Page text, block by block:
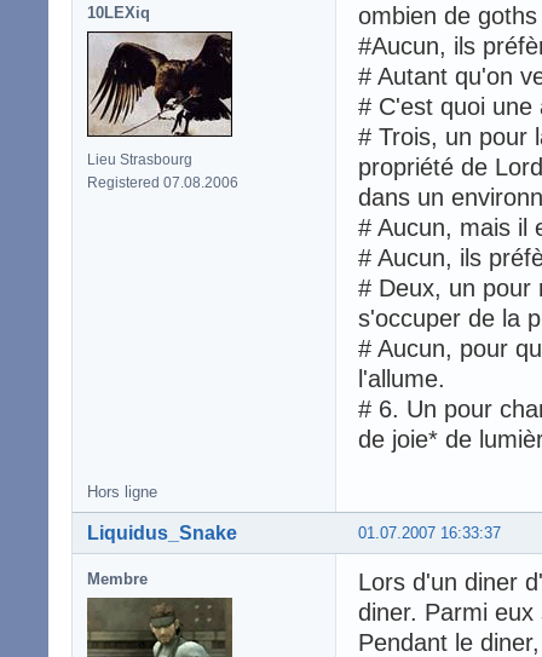
10LEXiq
Lieu Strasbourg
Registered 07.08.2006
ombien de
#Aucun, ils
# Autant qu'on
# C'est quoi une
# Trois, un pour
propriété de
dans un
# Aucun, mais il
# Aucun, ils
# Deux, un pour
s'occuper de la
# Aucun, pour
l'allume.
# 6. Un pour
de joie* de
Hors ligne
01.07.2007 16:33:37
Liquidus_Snake
Membre
Lors d'un diner
diner. Parmi
Pendant le